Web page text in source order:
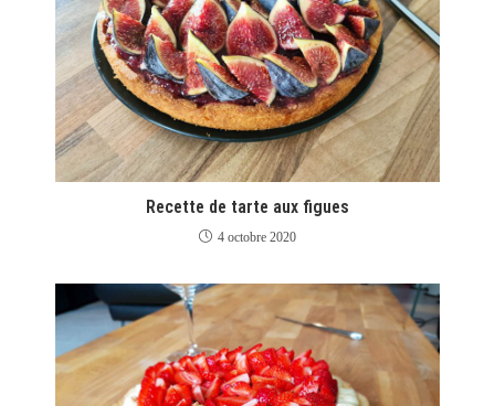
Recette de tarte aux figues
4 octobre 2020